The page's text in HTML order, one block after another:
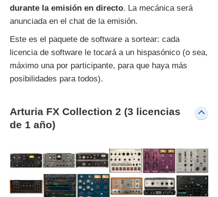
durante la emisión en directo. La mecánica será
anunciada en el chat de la emisión.
Este es el paquete de software a sortear: cada
licencia de software le tocará a un hispasónico (o sea,
máximo una por participante, para que haya más
posibilidades para todos).
Arturia FX Collection 2 (3 licencias
de 1 año)